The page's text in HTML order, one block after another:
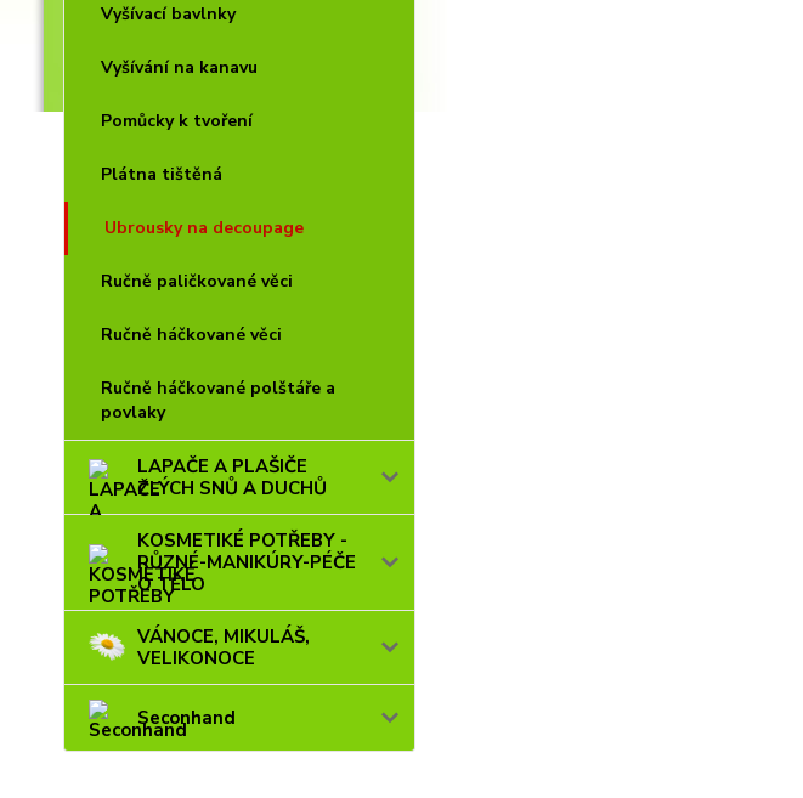
Vyšívací bavlnky
Vyšívání na kanavu
Pomůcky k tvoření
Plátna tištěná
Ubrousky na decoupage
Ručně paličkované věci
Ručně háčkované věci
Ručně háčkované polštáře a
povlaky
LAPAČE A PLAŠIČE
ZLÝCH SNŮ A DUCHŮ
KOSMETIKÉ POTŘEBY -
RŮZNÉ-MANIKÚRY-PÉČE
O TĚLO
VÁNOCE, MIKULÁŠ,
VELIKONOCE
Seconhand